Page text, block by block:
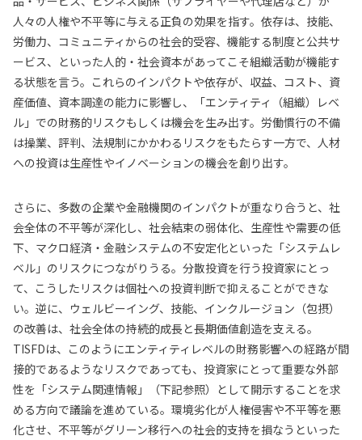
人々の人権や不平等に与える正負の効果を指す。依存は、技能、
労働力、コミュニティからの社会的受容、機能する制度と公共サ
ービス、といった人的・社会資本があってこそ組織活動が機能す
る状態を言う。これらのインパクトや依存が、収益、コスト、資
産価値、資本調達の能力に影響し、「エンティティ（組織）レベ
ル」での財務的リスクもしくは機会を生み出す。労働慣行の不備
は操業、評判、法規制にかかわるリスクをもたらす一方で、人材
への投資は生産性やイノベーションの機会を創り出す。
さらに、多数の企業や金融機関のインパクトが重なり合うと、社
会全体の不平等が深化し、社会結束の弱体化、生産性や需要の低
下、マクロ経済・金融システムの不安定化といった「システムレ
ベル」のリスクにつながりうる。分散投資を行う投資家にとっ
て、こうしたリスクは個社への投資判断で抑えることができな
い。逆に、ウェルビーイング、技能、インクルージョン（包摂）
の改善は、社会全体の持続的成長と長期価値創造を支える。
TISFDは、このようにエンティティレベルの財務影響への経路が間
接的であるようなリスクであっても、投資家にとって重要な外部
性を「システム関連情報」（下記参照）として開示することを求
める方向で議論を進めている。環境劣化が人権侵害や不平等を悪
化させ、不平等がグリーン移行への社会的支持を損なうといった